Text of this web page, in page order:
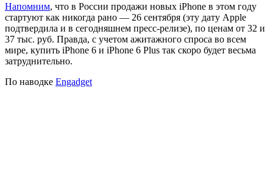
Напомним, что в России продажи новых iPhone в этом году
стартуют как никогда рано — 26 сентября (эту дату Apple
подтвердила и в сегодняшнем пресс-релизе), по ценам от 32 и
37 тыс. руб. Правда, с учетом ажитажного спроса во всем
мире, купить iPhone 6 и iPhone 6 Plus так скоро будет весьма
затруднительно.
По наводке Engadget